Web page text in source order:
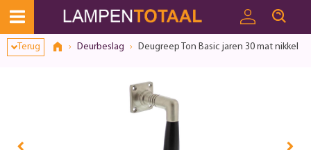
Terug Deurbeslag Deugreep Ton Basic jaren 30 mat nikkel